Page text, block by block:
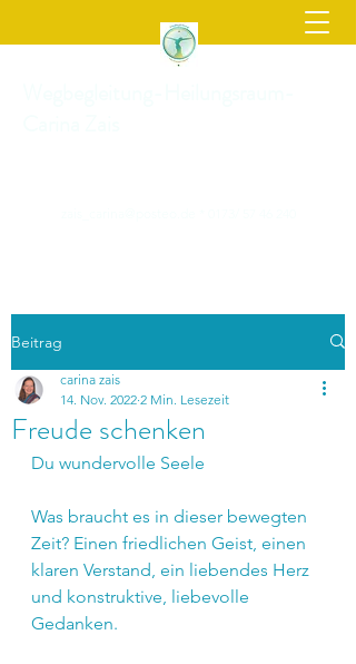
Beitrag
Freude schenken
carina zais
14. Nov. 2022 2 Min. Lesezeit
Du wundervolle Seele
Was braucht es in dieser bewegten
Zeit? Einen friedlichen Geist, einen
klaren Verstand, ein liebendes Herz
und konstruktive, liebevolle
Gedanken.